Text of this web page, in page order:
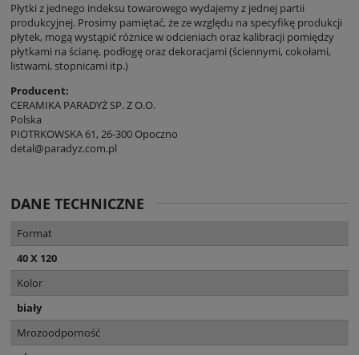
Płytki z jednego indeksu towarowego wydajemy z jednej partii
produkcyjnej. Prosimy pamiętać, że ze względu na specyfikę produkcji
płytek, mogą wystąpić różnice w odcieniach oraz kalibracji pomiędzy
płytkami na ścianę, podłogę oraz dekoracjami (ściennymi, cokołami,
listwami, stopnicami itp.)
Producent:
CERAMIKA PARADYŻ SP. Z O.O.
Polska
PIOTRKOWSKA 61, 26-300 Opoczno
detal@paradyz.com.pl
DANE TECHNICZNE
Format
40 X 120
Kolor
biały
Mrozoodporność